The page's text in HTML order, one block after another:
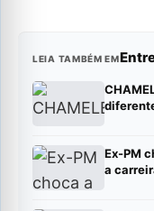
LEIA TAMBÉM EM
Ex-PM
a